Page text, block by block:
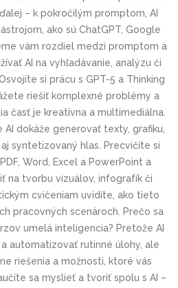
– k pokročilým promptom, AI
ako sú ChatGPT, Google
vám rozdiel medzi promptom a
AI na vyhľadávanie, analýzu či
si prácu s GPT-5 a Thinking
riešiť komplexné problémy a
časť je kreatívna a multimediálna.
dokáže generovať texty, grafiku,
syntetizovaný hlas. Precvičíte si
Word, Excel a PowerPoint a
na tvorbu vizuálov, infografík či
cvičeniam uvidíte, ako tieto
pracovných scenároch. Prečo sa
umelá inteligencia? Pretože AI
automatizovať rutinné úlohy, ale
riešenia a možnosti, ktoré vás
sa myslieť a tvoriť spolu s AI –